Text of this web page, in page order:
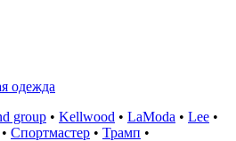
одежда
group • Kellwood • LaModa • Lee •
• Спортмастер • Трамп •